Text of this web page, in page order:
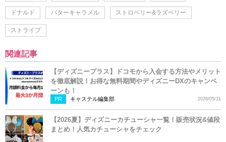
ドナルド バターキャラメル ストロベリー&ラズベリー
ストライプ
関連記事
【ディズニープラス】ドコモから入会する方法やメリット
を徹底解説！お得な無料期間やディズニーDXのキャンペ
ーンも！
PR キャステル編集部 2026/05/31
【2026夏】ディズニーカチューシャ一覧！販売状況&値段
まとめ！人気カチューシャをチェック